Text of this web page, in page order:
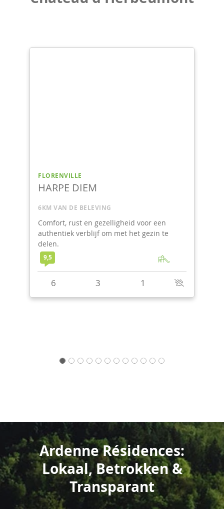
CHASSEPIERRE
ARDENNE ET GAUME
6KM VAN DE BELEVING
Zwembad, sauna, grote barbecue... Grote
evenementen verdienen een leuke plek.
16 2
Ardenne Résidences:
Lokaal, Betrokken &
Transparant